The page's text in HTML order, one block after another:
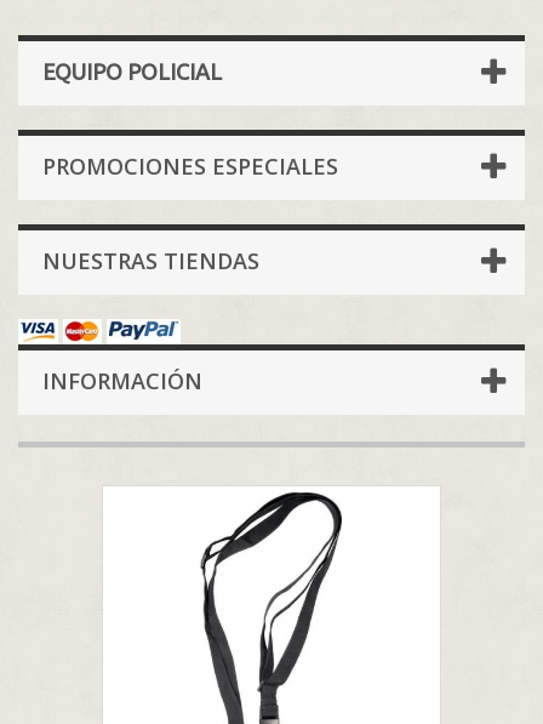
EQUIPO POLICIAL
PROMOCIONES ESPECIALES
NUESTRAS TIENDAS
INFORMACIÓN